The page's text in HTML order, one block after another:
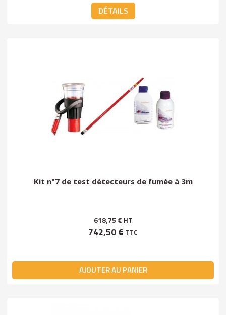
DÉTAILS
Kit n°7 de test détecteurs de fumée à 3m
618,75 € HT
742,50 € TTC
AJOUTER AU PANIER